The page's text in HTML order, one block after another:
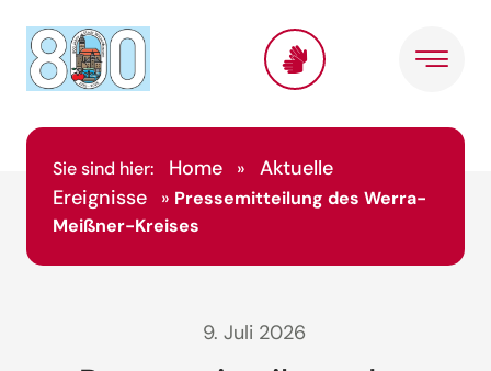
Sie sind hier: Home »
Aktuelle
Ereignisse
» Pressemitteilung des Werra-
Meißner-Kreises
9. Juli 2026